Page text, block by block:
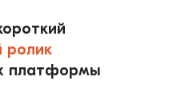
ролик
платформы